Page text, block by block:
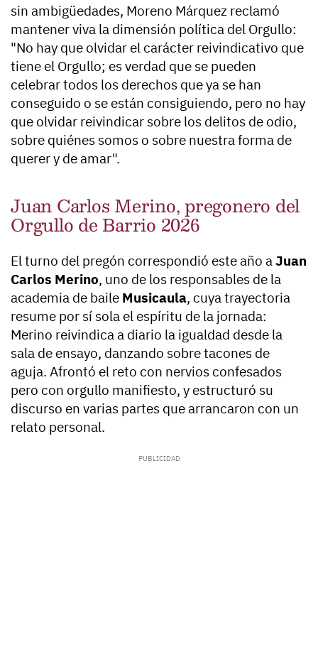
sin ambigüedades, Moreno Márquez reclamó
mantener viva la dimensión política del Orgullo:
"No hay que olvidar el carácter reivindicativo que
tiene el Orgullo; es verdad que se pueden
celebrar todos los derechos que ya se han
conseguido o se están consiguiendo, pero no hay
que olvidar reivindicar sobre los delitos de odio,
sobre quiénes somos o sobre nuestra forma de
querer y de amar".
Juan Carlos Merino, pregonero del
Orgullo de Barrio 2026
El turno del pregón correspondió este año aJuan
Carlos Merino, uno de los responsables de la
academia de baile Musicaula, cuya trayectoria
resume por sí sola el espíritu de la jornada:
Merino reivindica a diario la igualdad desde la
sala de ensayo, danzando sobre tacones de
aguja. Afrontó el reto con nervios confesados
pero con orgullo manifiesto, y estructuró su
discurso en varias partes que arrancaron con un
relato personal.